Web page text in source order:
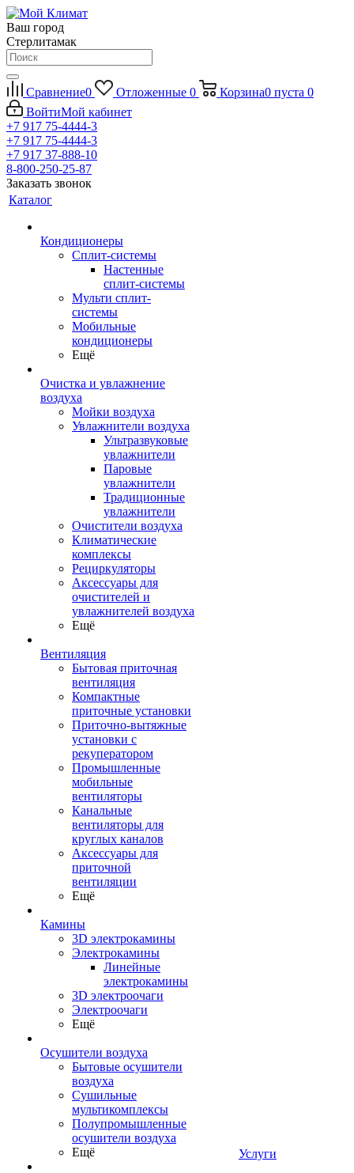
Ваш город
Стерлитамак
Сравнение0 Отложенные 0 Корзина0 пуста 0
ВойтиМой кабинет
+7 917 75-4444-3
+7 917 75-4444-3
+7 917 37-888-10
8-800-250-25-87
Заказать звонок
Каталог
Кондиционеры
Сплит-системы
Настенные
сплит-системы
Мульти сплит-
системы
Мобильные
кондиционеры
Ещё
Очистка и увлажнение
воздуха
Мойки воздуха
Увлажнители воздуха
Ультразвуковые
увлажнители
Паровые
увлажнители
Традиционные
увлажнители
Очистители воздуха
Климатические
комплексы
Рециркуляторы
Аксессуары для
очистителей и
увлажнителей воздуха
Ещё
Вентиляция
Бытовая приточная
вентиляция
Компактные
приточные установки
Приточно-вытяжные
установки с
рекуператором
Промышленные
мобильные
вентиляторы
Канальные
вентиляторы для
круглых каналов
Аксессуары для
приточной
вентиляции
Ещё
Камины
3D электрокамины
Электрокамины
Линейные
электрокамины
3D электроочаги
Электроочаги
Ещё
Осушители воздуха
Бытовые осушители
воздуха
Сушильные
мультикомплексы
Полупромышленные
осушители воздуха
Ещё
Услуги